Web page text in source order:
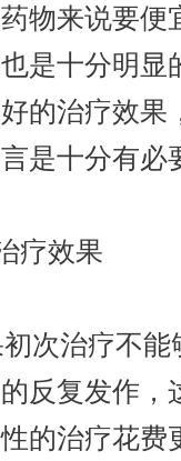
物来说要便
是十分明显
的治疗效果
是十分有必
效果
治疗不能
反复发作，
的治疗花费